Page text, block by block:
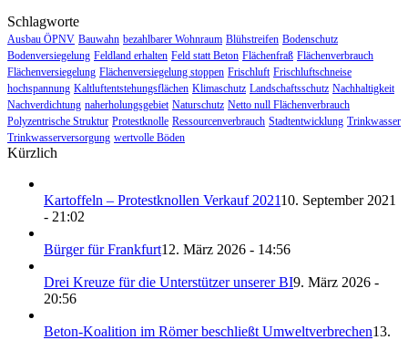
Schlagworte
Ausbau ÖPNV Bauwahn bezahlbarer Wohnraum Blühstreifen Bodenschutz
Bodenversiegelung Feldland erhalten Feld statt Beton Flächenfraß Flächenverbrauch
Flächenversiegelung Flächenversiegelung stoppen Frischluft Frischluftschneise
hochspannung Kaltluftentstehungsflächen Klimaschutz Landschaftsschutz Nachhaltigkeit
Nachverdichtung naherholungsgebiet Naturschutz Netto null Flächenverbrauch
Polyzentrische Struktur Protestknolle Ressourcenverbrauch Stadtentwicklung Trinkwasser
Trinkwasserversorgung wertvolle Böden
Kürzlich
Kartoffeln – Protestknollen Verkauf 202110. September 2021
- 21:02
Bürger für Frankfurt12. März 2026 - 14:56
Drei Kreuze für die Unterstützer unserer BI9. März 2026 -
20:56
Beton-Koalition im Römer beschließt Umweltverbrechen13.